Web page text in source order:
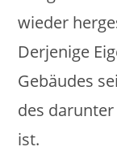
wieder
Derjenige
Gebäudes
des
ist.